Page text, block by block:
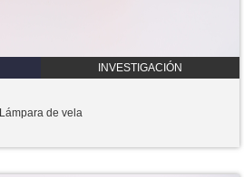
INVESTIGACIÓN
Lámpara de vela